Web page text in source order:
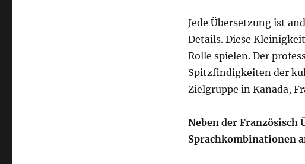
Jede Übersetzung ist
Details. Diese
Rolle spielen. Der
Spitzfindigkeiten der
Zielgruppe in Kanada,
Neben der Französisch
Sprachkombinationen